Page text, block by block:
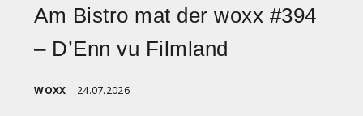
Am Bistro mat der woxx #394
– D’Enn vu Filmland
WOXX 24.07.2026